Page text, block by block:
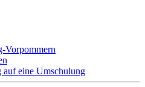
Vorpommern
auf eine Umschulung